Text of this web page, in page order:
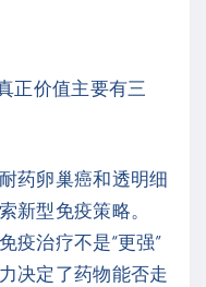
正价值主要有三
药卵巢癌和透明细
新型免疫策略。
疫治疗不是“更强”
决定了药物能否走